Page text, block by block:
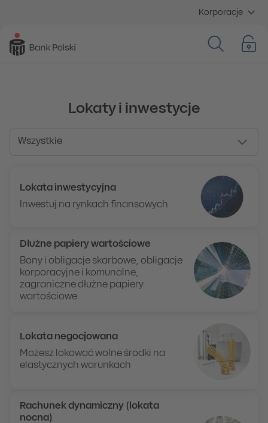
Korporacje
Lokaty i inwestycje
Wszystkie
Wszystkie
Lokata inwestycyjna
Inwestuj na rynkach finansowych
Dłużne papiery wartościowe
Bony i obligacje skarbowe, obligacje
korporacyjne i komunalne,
zagraniczne dłużne papiery
wartościowe
Lokata negocjowana
Możesz lokować wolne środki na
elastycznych warunkach
Rachunek dynamiczny (lokata
nocna)